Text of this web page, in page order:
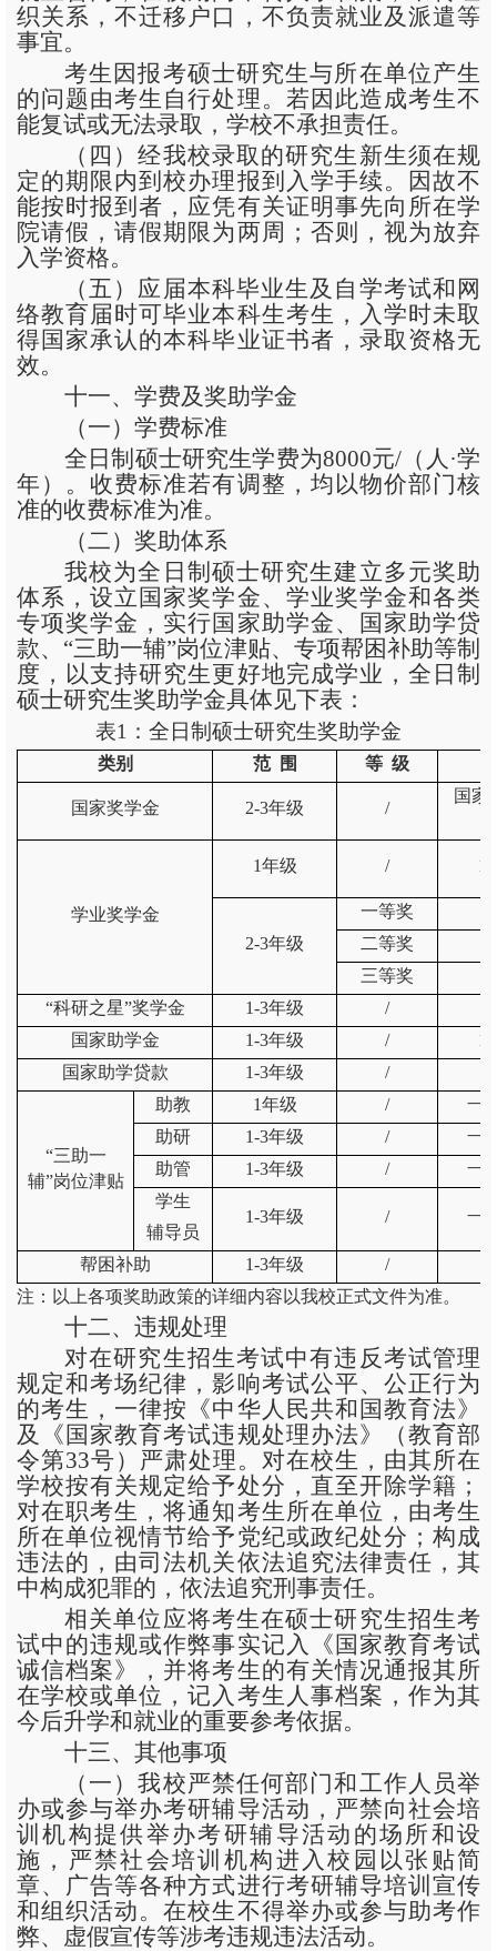
织关系，不迁移户口，不负责就业及派遣等
事宜。
考生因报考硕士研究生与所在单位产生
的问题由考生自行处理。若因此造成考生不
能复试或无法录取，学校不承担责任。
（四）经我校录取的研究生新生须在规
定的期限内到校办理报到入学手续。因故不
能按时报到者，应凭有关证明事先向所在学
院请假，请假期限为两周；否则，视为放弃
入学资格。
（五）应届本科毕业生及自学考试和网
络教育届时可毕业本科生考生，入学时未取
得国家承认的本科毕业证书者，录取资格无
效。
十一、学费及奖助学金
（一）学费标准
全日制硕士研究生学费为8000元/（人·学
年）。收费标准若有调整，均以物价部门核
准的收费标准为准。
（二）奖助体系
我校为全日制硕士研究生建立多元奖助
体系，设立国家奖学金、学业奖学金和各类
专项奖学金，实行国家助学金、国家助学贷
款、 “三助一辅”岗位津贴、专项帮困补助等制
度，以支持研究生更好地完成学业，全日制
硕士研究生奖助学金具体见下表：
表1：全日制硕士研究生奖助学金
类别 范 围 等 级
国家奖学金 2-3年级 /
国家
学业奖学金
1年级 /
2-3年级
一等奖
二等奖
三等奖
“科研之星”奖学金
1-3年级 /
国家助学金
1-3年级 /
国家助学贷款
1-3年级 /
“三助一
辅”岗位津贴
助教 1年级 / 一
助研 1-3年级 / 一
助管 1-3年级 / 一
学生
辅导员
1-3年级 / 一
帮困补助 1-3年级 /
注：以上各项奖助政策的详细内容以我校正式文件为准。
十二、违规处理
对在研究生招生考试中有违反考试管理
规定和考场纪律，影响考试公平、公正行为
的考生，一律按《中华人民共和国教育法》
及《国家教育考试违规处理办法》（教育部
令第33号）严肃处理。对在校生，由其所在
学校按有关规定给予处分，直至开除学籍；
对在职考生，将通知考生所在单位，由考生
所在单位视情节给予党纪或政纪处分；构成
违法的，由司法机关依法追究法律责任，其
中构成犯罪的，依法追究刑事责任。
相关单位应将考生在硕士研究生招生考
试中的违规或作弊事实记入《国家教育考试
诚信档案》，并将考生的有关情况通报其所
在学校或单位，记入考生人事档案，作为其
今后升学和就业的重要参考依据。
十三、其他事项
（一）我校严禁任何部门和工作人员举
办或参与举办考研辅导活动，严禁向社会培
训机构提供举办考研辅导活动的场所和设
施，严禁社会培训机构进入校园以张贴简
章、广告等各种方式进行考研辅导培训宣传
和组织活动。在校生不得举办或参与助考作
弊、虚假宣传等涉考违规违法活动。